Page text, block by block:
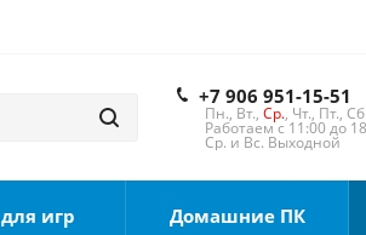
+7 906 951-15-51
Пн., Вт., Ср., Чт., Пт.,
Работаем с 11:00 до
Ср. и Вс. Выходной
игр Домашние ПК